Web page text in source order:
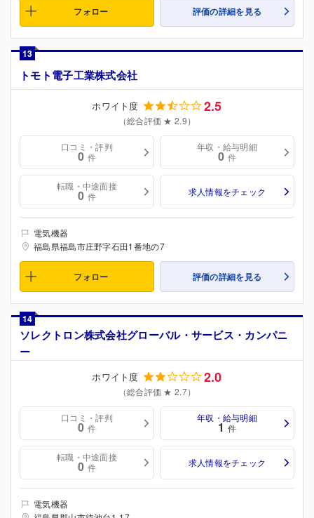
フォロー 評価の詳細を見る
13
トモト電子工業株式会社
ホワイト度 2.5
（総合評価 ★ 2.9）
口コミ・評判
0 件
年収・給与明細
0 件
転職・中途面接
0 件 求人情報をチェック
電気機器
福島県福島市庄野字石田1番地の7
フォロー 評価の詳細を見る
14
ソレクトロン株式会社グローバル・サービス・カンパニ
ー
ホワイト度 2.0
（総合評価 ★ 2.7）
口コミ・評判
0 件
年収・給与明細
1 件
転職・中途面接
0 件 求人情報をチェック
電気機器